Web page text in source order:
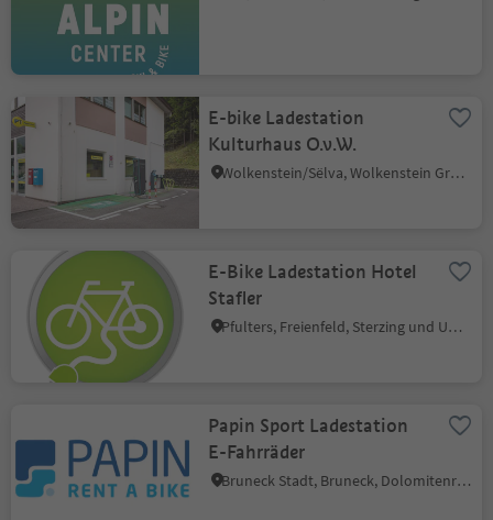
E-bike Ladestation
Kulturhaus O.v.W.
Wolkenstein/Sëlva, Wolkenstein Gröden, Dolomitenregion Gröden
E-Bike Ladestation Hotel
Stafler
Pfulters, Freienfeld, Sterzing und Umgebung
Papin Sport Ladestation
E-Fahrräder
Bruneck Stadt, Bruneck, Dolomitenregion Kronplatz